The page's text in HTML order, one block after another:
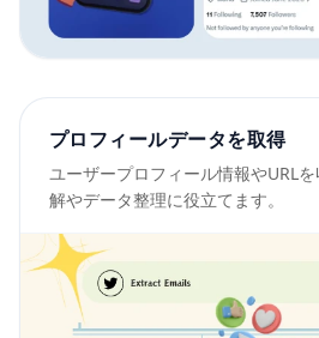
プロフィールデータを取得
ユーザープロフィール情報やURL
解やデータ整理に役立てます。